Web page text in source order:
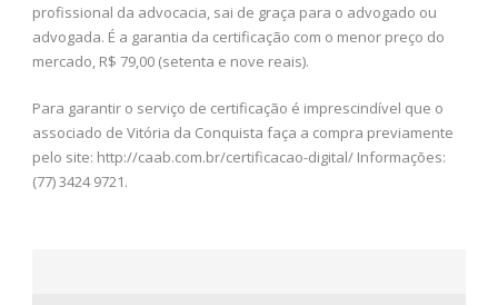
profissional da advocacia, sai de graça para o advogado ou
advogada. É a garantia da certificação com o menor preço do
mercado, R$ 79,00 (setenta e nove reais).
Para garantir o serviço de certificação é imprescindível que o
associado de Vitória da Conquista faça a compra previamente
pelo site: http://caab.com.br/certificacao-digital/ Informações:
(77) 3424 9721.